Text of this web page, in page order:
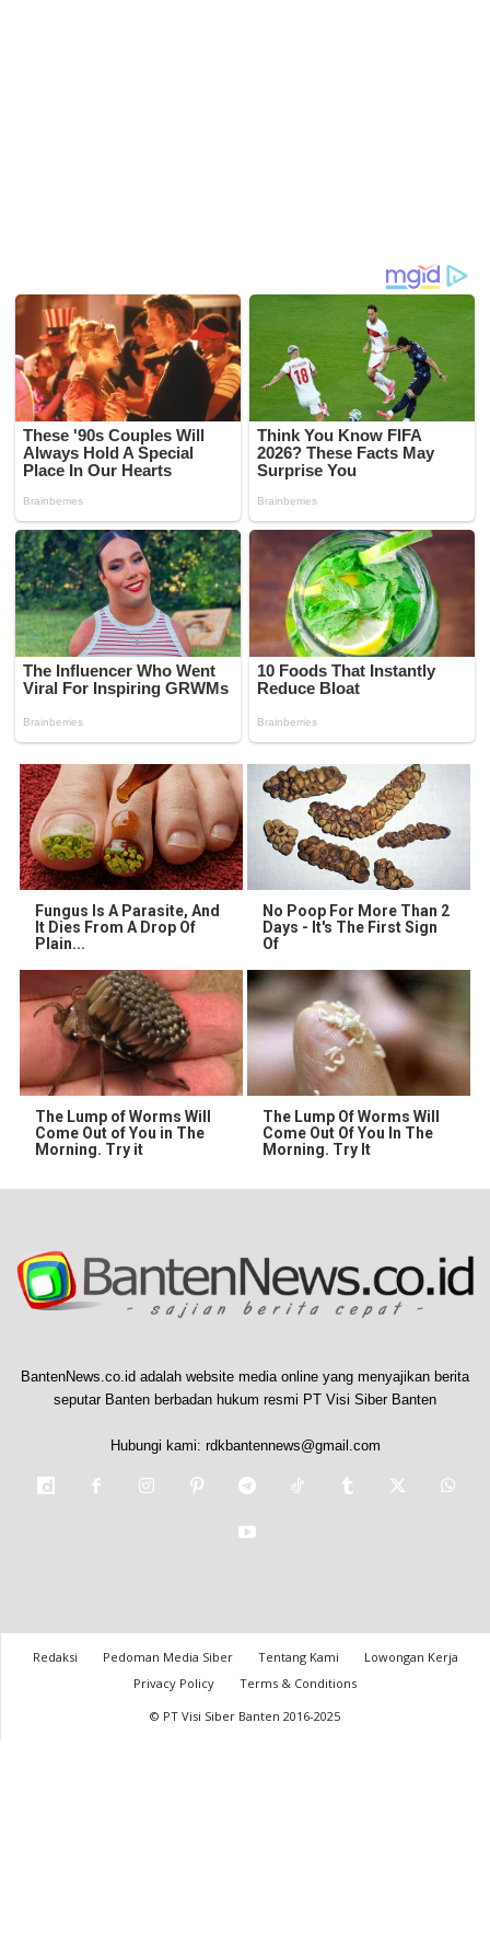
Fungus Is A Parasite, And
It Dies From A Drop Of
Plain...
No Poop For More Than 2
Days - It's The First Sign
Of
The Lump of Worms Will
Come Out of You in The
Morning. Try it
The Lump Of Worms Will
Come Out Of You In The
Morning. Try It
BantenNews.co.id adalah website media online yang menyajikan berita
seputar Banten berbadan hukum resmi PT Visi Siber Banten
Hubungi kami: rdkbantennews@gmail.com
Redaksi Pedoman Media Siber Tentang Kami
Lowongan Kerja
Privacy Policy
Terms & Conditions
© PT Visi Siber Banten 2016-2025